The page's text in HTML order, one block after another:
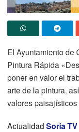
El Ayuntamiento de
Pintura Rápida
poner en valor el
arte de la pintura,
valores
Actualidad Soria TV